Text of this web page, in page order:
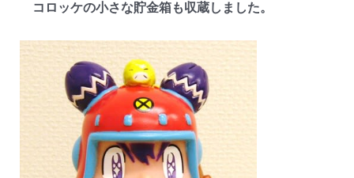
コロッケの小さな貯金箱も収蔵しました。